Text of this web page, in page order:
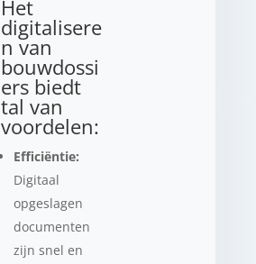
Het
digitalisere
n van
bouwdossi
ers biedt
tal van
voordelen:
Efficiëntie:
Digitaal
opgeslagen
documenten
zijn snel en